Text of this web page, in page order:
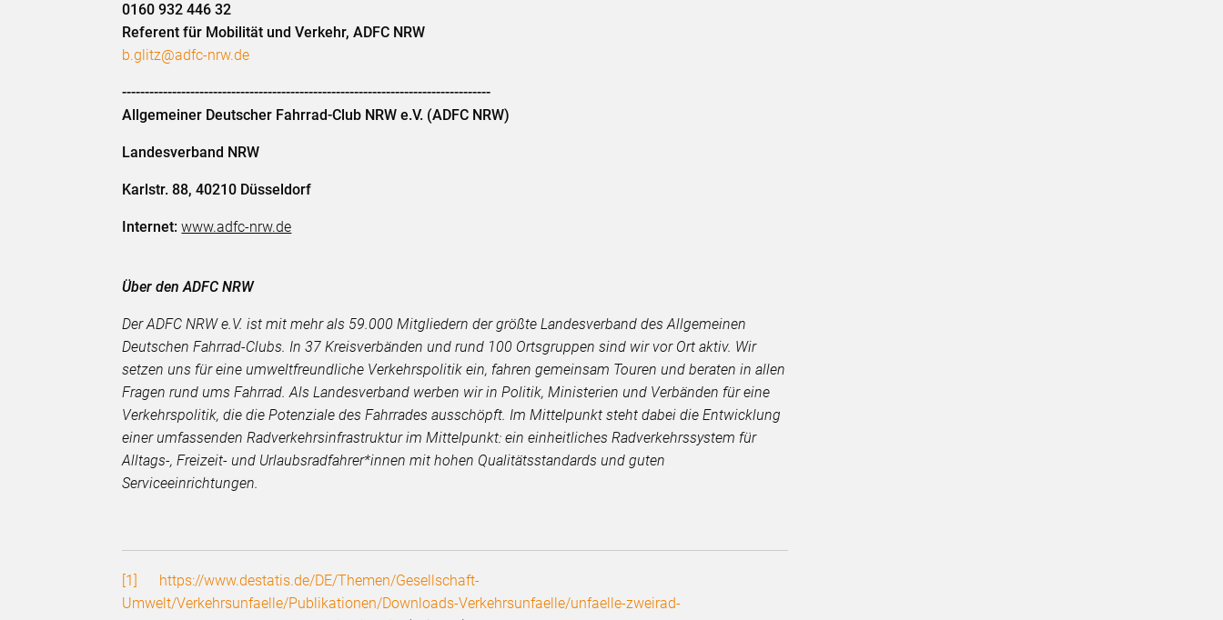
0160 932 446 32
Referent für Mobilität und Verkehr, ADFC NRW
b.glitz@adfc-nrw.de
---------------------------------------------------------------------------------
Allgemeiner Deutscher Fahrrad-Club NRW e.V. (ADFC NRW)
Landesverband NRW
Karlstr. 88, 40210 Düsseldorf
Internet:www.adfc-nrw.de
Über den ADFC NRW
Der ADFC NRW e.V. ist mit mehr als 59.000 Mitgliedern der größte Landesverband des Allgemeinen
Deutschen Fahrrad-Clubs. In 37 Kreisverbänden und rund 100 Ortsgruppen sind wir vor Ort aktiv. Wir
setzen uns für eine umweltfreundliche Verkehrspolitik ein, fahren gemeinsam Touren und beraten in allen
Fragen rund ums Fahrrad. Als Landesverband werben wir in Politik, Ministerien und Verbänden für eine
Verkehrspolitik, die die Potenziale des Fahrrades ausschöpft. Im Mittelpunkt steht dabei die Entwicklung
einer umfassenden Radverkehrsinfrastruktur im Mittelpunkt: ein einheitliches Radverkehrssystem für
Alltags-, Freizeit- und Urlaubsradfahrer*innen mit hohen Qualitätsstandards und guten
Serviceeinrichtungen.
[1]
https://www.destatis.de/DE/Themen/Gesellschaft-
Umwelt/Verkehrsunfaelle/Publikationen/Downloads-Verkehrsunfaelle/unfaelle-zweirad-